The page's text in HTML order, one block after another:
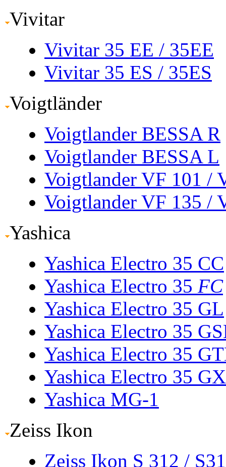
Vivitar
Vivitar 35 EE / 35EE
Vivitar 35 ES / 35ES
Voigtländer
Voigtlander BESSA R
Voigtlander BESSA L
Voigtlander VF 101 /
Voigtlander VF 135 /
Yashica
Yashica Electro 35 CC
Yashica Electro 35 FC
Yashica Electro 35 GL
Yashica Electro 35
Yashica Electro 35
Yashica Electro 35 GX
Yashica MG-1
Zeiss Ikon
Zeiss Ikon S 312 /